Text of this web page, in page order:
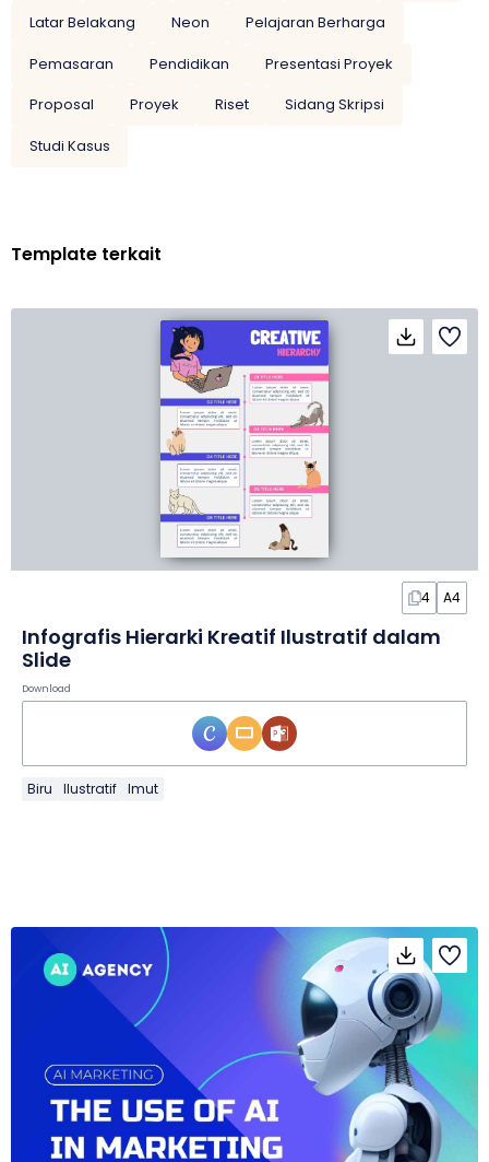
Latar Belakang
Neon
Pelajaran Berharga
Pemasaran
Pendidikan
Presentasi Proyek
Proposal
Proyek Riset
Sidang Skripsi
Studi Kasus
Template terkait
4 A4
Infografis Hierarki Kreatif Ilustratif dalam
Slide
Download
Biru Ilustratif Imut